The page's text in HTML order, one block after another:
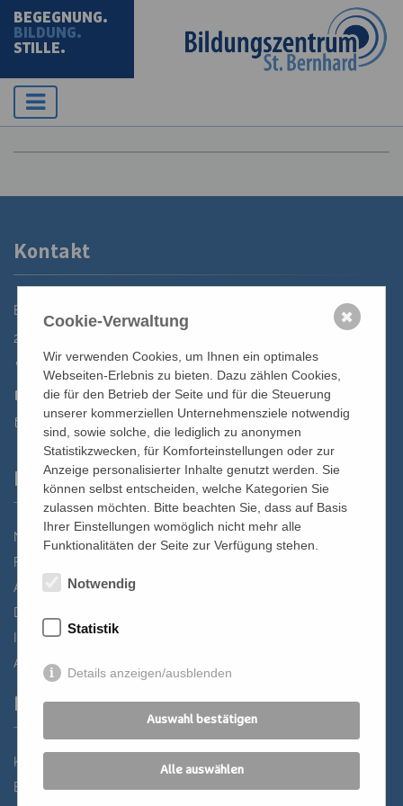
BEGEGNUNG.
BILDUNG.
STILLE.
Kontakt
Bildungszentrum St. Bernhard der Erzdiözese Wien
2700 Wiener Neustadt, Domplatz 1
02622 29131-5040
st.bernhard@edw.or.at
Links
Newsletter
Förderverein
Anreise
Datenschutz
Impressum
AGB
Partner
Katholisches Bildungswerk Wien
Bildung Regional
Cookie-Verwaltung
Wir verwenden Cookies, um Ihnen ein optimales
Webseiten-Erlebnis zu bieten. Dazu zählen Cookies,
die für den Betrieb der Seite und für die Steuerung
unserer kommerziellen Unternehmensziele notwendig
sind, sowie solche, die lediglich zu anonymen
Statistikzwecken, für Komforteinstellungen oder zur
Anzeige personalisierter Inhalte genutzt werden. Sie
können selbst entscheiden, welche Kategorien Sie
zulassen möchten. Bitte beachten Sie, dass auf Basis
Ihrer Einstellungen womöglich nicht mehr alle
Funktionalitäten der Seite zur Verfügung stehen.
Notwendig
Statistik
Details anzeigen/ausblenden
Auswahl bestätigen
Alle auswählen
✖